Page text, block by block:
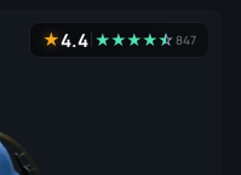
★4.4 ★★★★★
☆847